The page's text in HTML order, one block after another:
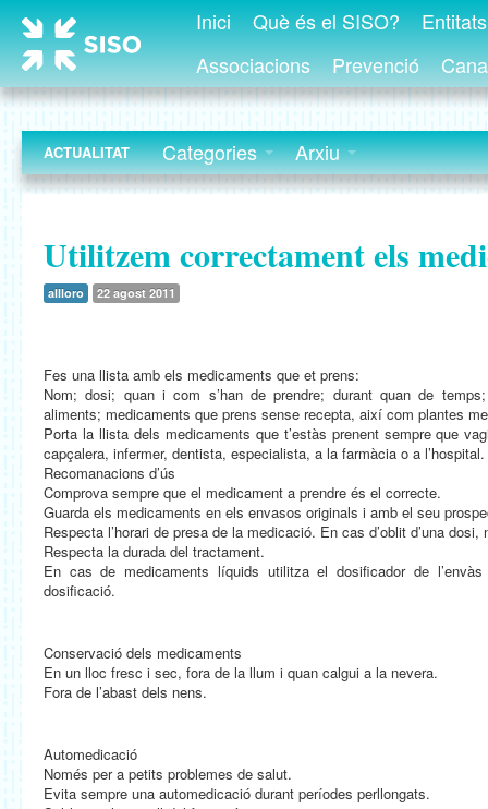
Inici Què és el SISO?
Associacions
Prevenció
ACTUALITAT Categories Arxiu
Utilitzem correctament els
allloro 22 agost 2011
Fes una llista amb els medicaments que et prens:
Nom; dosi; quan i com s’han de prendre; durant quan de
aliments; medicaments que prens sense recepta, així com plantes
Porta la llista dels medicaments que t’estàs prenent sempre que
capçalera, infermer, dentista, especialista, a la farmàcia o a l’hospital.
Recomanacions d’ús
Comprova sempre que el medicament a prendre és el correcte.
Guarda els medicaments en els envasos originals i amb el seu
Respecta l’horari de presa de la medicació. En cas d’oblit d’una
Respecta la durada del tractament.
En cas de medicaments líquids utilitza el dosificador de
dosificació.
Conservació dels medicaments
En un lloc fresc i sec, fora de la llum i quan calgui a la nevera.
Fora de l’abast dels nens.
Automedicació
Només per a petits problemes de salut.
Evita sempre una automedicació durant períodes perllongats.